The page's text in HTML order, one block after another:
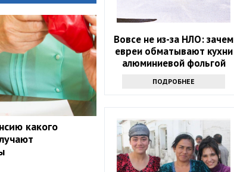
какого
Вовсе не из-за НЛО: зачем
евреи обматывают кухни
алюминиевой фольгой
ПОДРОБНЕЕ